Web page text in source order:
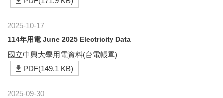
2025-10-17
114年用電 June 2025 Electricity Data
國立中興大學用電資料(台電帳單)
PDF(149.1 KB)
2025-09-30